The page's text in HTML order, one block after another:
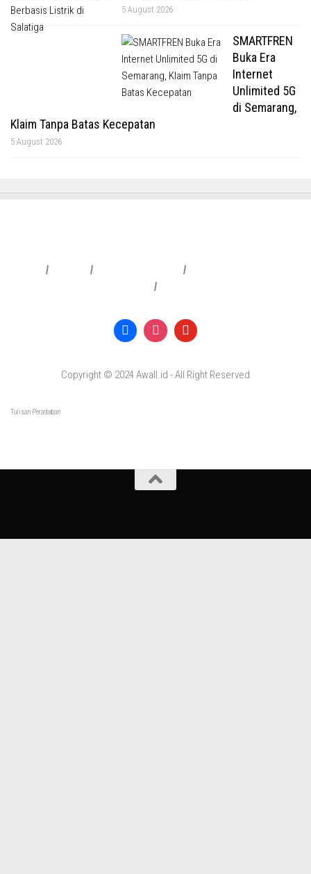
5 August 2026
SMARTFREN
Buka Era
Internet
Unlimited 5G
di Semarang,
Klaim Tanpa Batas Kecepatan
5 August 2026
| | |
|
Copyright © 2024 Awall.id - All Right Reserved
Tulisan Peradaban